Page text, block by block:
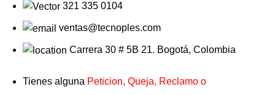
321 335 0104
ventas@tecnoples.com
Carrera 30 # 5B 21. Bogotá, Colombia
Tienes alguna Peticion, Queja, Reclamo o